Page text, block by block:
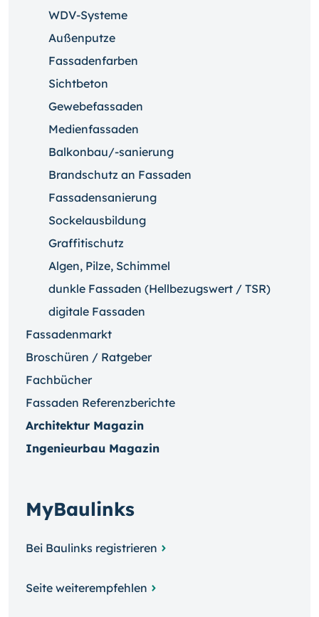
WDV-Systeme
Außenputze
Fassadenfarben
Sichtbeton
Gewebefassaden
Medienfassaden
Balkonbau/-sanierung
Brandschutz an Fassaden
Fassadensanierung
Sockelausbildung
Graffitischutz
Algen, Pilze, Schimmel
dunkle Fassaden (Hellbezugswert / TSR)
digitale Fassaden
Fassadenmarkt
Broschüren / Ratgeber
Fachbücher
Fassaden Referenzberichte
Architektur Magazin
Ingenieurbau Magazin
MyBaulinks
Bei Baulinks registrieren
Seite weiterempfehlen